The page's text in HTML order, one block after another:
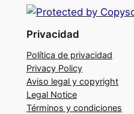
Privacidad
Política de privacidad
Privacy Policy
Aviso legal y copyright
Legal Notice
Términos y condiciones